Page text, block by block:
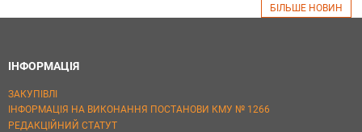
БІЛЬШЕ НОВИН
ІНФОРМАЦІЯ
ЗАКУПІВЛІ
ІНФОРМАЦІЯ НА ВИКОНАННЯ ПОСТАНОВИ КМУ № 1266
РЕДАКЦІЙНИЙ СТАТУТ